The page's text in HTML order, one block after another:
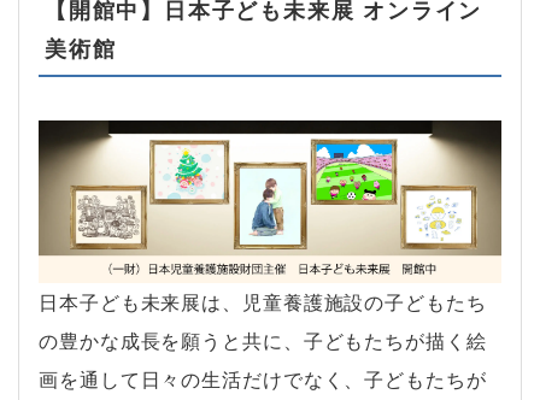
【開館中】日本子ども未来展 オンライン
美術館
日本子ども未来展は、児童養護施設の子どもたち
の豊かな成長を願うと共に、子どもたちが描く絵
画を通して日々の生活だけでなく、子どもたちが